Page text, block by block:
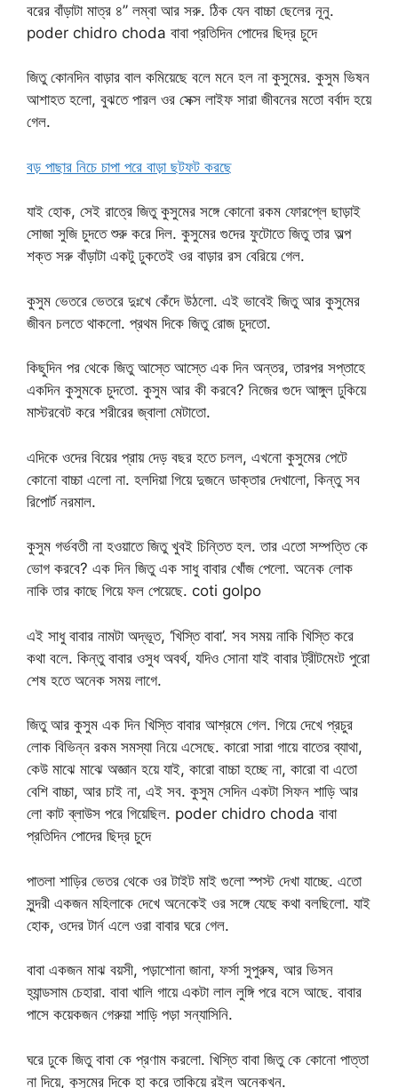
বরের বাঁড়াটা মাত্র ৪’’ লম্বা আর সরু. ঠিক যেন বাচ্চা ছেলের নূনু.
poder chidro choda বাবা প্রতিদিন পোদের ছিদ্র চুদে
জিতু কোনদিন বাড়ার বাল কমিয়েছে বলে মনে হল না কুসুমের. কুসুম ভিষন
আশাহত হলো, বুঝতে পারল ওর সেক্স লাইফ সারা জীবনের মতো বর্বাদ হয়ে
গেল.
বড় পাছার নিচে চাপা পরে বাড়া ছটফট করছে
যাই হোক, সেই রাত্রে জিতু কুসুমের সঙ্গে কোনো রকম ফোরপ্লে ছাড়াই
সোজা সুজি চুদতে শুরু করে দিল. কুসুমের গুদের ফুটোতে জিতু তার অল্প
শক্ত সরু বাঁড়াটা একটু ঢুকতেই ওর বাড়ার রস বেরিয়ে গেল.
কুসুম ভেতরে ভেতরে দুঃখে কেঁদে উঠলো. এই ভাবেই জিতু আর কুসুমের
জীবন চলতে থাকলো. প্রথম দিকে জিতু রোজ চুদতো.
কিছুদিন পর থেকে জিতু আস্তে আস্তে এক দিন অন্তর, তারপর সপ্তাহে
একদিন কুসুমকে চুদতো. কুসুম আর কী করবে? নিজের গুদে আঙ্গুল ঢুকিয়ে
মাস্টরবেট করে শরীরের জ্বালা মেটাতো.
এদিকে ওদের বিয়ের প্রায় দেড় বছর হতে চলল, এখনো কুসুমের পেটে
কোনো বাচ্চা এলো না. হলদিয়া গিয়ে দুজনে ডাক্তার দেখালো, কিন্তু সব
রিপোর্ট নরমাল.
কুসুম গর্ভবতী না হওয়াতে জিতু খুবই চিন্তিত হল. তার এতো সম্পত্তি কে
ভোগ করবে? এক দিন জিতু এক সাধু বাবার খোঁজ পেলো. অনেক লোক
নাকি তার কাছে গিয়ে ফল পেয়েছে. coti golpo
এই সাধু বাবার নামটা অদ্ভূত, ‘খিস্তি বাবা’. সব সময় নাকি খিস্তি করে
কথা বলে. কিন্তু বাবার ওসুধ অবর্থ, যদিও সোনা যাই বাবার ট্রীটমেংট পুরো
শেষ হতে অনেক সময় লাগে.
জিতু আর কুসুম এক দিন খিস্তি বাবার আশ্রমে গেল. গিয়ে দেখে প্রচুর
লোক বিভিন্ন রকম সমস্যা নিয়ে এসেছে. কারো সারা গায়ে বাতের ব্যাথা,
কেউ মাঝে মাঝে অজ্ঞান হয়ে যাই, কারো বাচ্চা হচ্ছে না, কারো বা এতো
বেশি বাচ্চা, আর চাই না, এই সব. কুসুম সেদিন একটা সিফন শাড়ি আর
লো কাট ব্লাউস পরে গিয়েছিল. poder chidro choda বাবা
প্রতিদিন পোদের ছিদ্র চুদে
পাতলা শাড়ির ভেতর থেকে ওর টাইট মাই গুলো স্পস্ট দেখা যাচ্ছে. এতো
সুন্দরী একজন মহিলাকে দেখে অনেকেই ওর সঙ্গে যেছে কথা বলছিলো. যাই
হোক, ওদের টার্ন এলে ওরা বাবার ঘরে গেল.
বাবা একজন মাঝ বয়সী, পড়াশোনা জানা, ফর্সা সুপুরুষ, আর ভিসন
হ্যান্ডসাম চেহারা. বাবা খালি গায়ে একটা লাল লুঙ্গি পরে বসে আছে. বাবার
পাসে কয়েকজন গেরুয়া শাড়ি পড়া সন্যাসিনি.
ঘরে ঢুকে জিতু বাবা কে প্রণাম করলো. খিস্তি বাবা জিতু কে কোনো পাত্তা
না দিয়ে, কুসুমের দিকে হা করে তাকিয়ে রইল অনেকখন.